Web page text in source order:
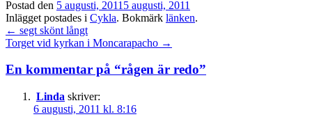
Postad den 5 augusti, 2011 5 augusti, 2011
Inlägget postades i Cykla. Bokmärk länken.
Inläggsnavigation
← segt skönt långt
Torget vid kyrkan i Moncarapacho →
En kommentar på “rågen är redo”
Linda skriver:
6 augusti, 2011 kl. 8:16